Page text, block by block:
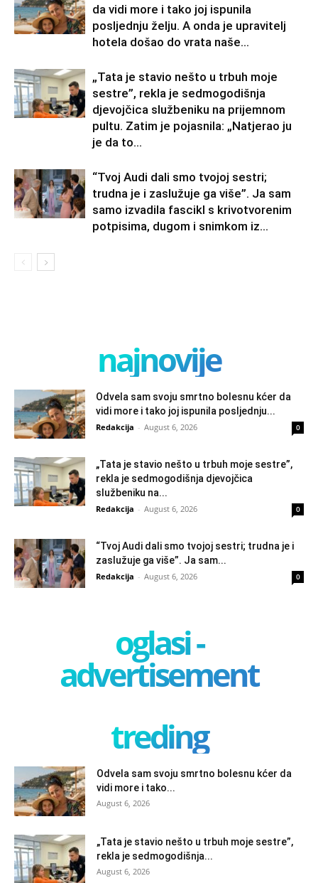
da vidi more i tako joj ispunila
posljednju želju. A onda je upravitelj
hotela došao do vrata naše...
„Tata je stavio nešto u trbuh moje
sestre”, rekla je sedmogodišnja
djevojčica službeniku na prijemnom
pultu. Zatim je pojasnila: „Natjerao ju
je da to...
“Tvoj Audi dali smo tvojoj sestri;
trudna je i zaslužuje ga više”. Ja sam
samo izvadila fascikl s krivotvorenim
potpisima, dugom i snimkom iz...
najnovije
Odvela sam svoju smrtno bolesnu kćer da
vidi more i tako joj ispunila posljednju...
Redakcija - August 6, 2026 0
„Tata je stavio nešto u trbuh moje sestre”,
rekla je sedmogodišnja djevojčica
službeniku na...
Redakcija - August 6, 2026 0
“Tvoj Audi dali smo tvojoj sestri; trudna je i
zaslužuje ga više”. Ja sam...
Redakcija - August 6, 2026 0
oglasi -
advertisement
treding
Odvela sam svoju smrtno bolesnu kćer da
vidi more i tako...
August 6, 2026
„Tata je stavio nešto u trbuh moje sestre”,
rekla je sedmogodišnja...
August 6, 2026